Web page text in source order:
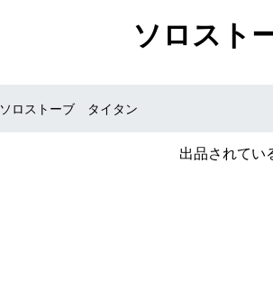
ソロスト
ソロストーブ タイタン
出品されてい